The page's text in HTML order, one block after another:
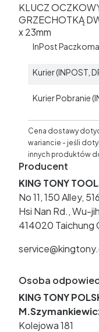
KLUCZ
GRZECHOTKĄ
x 23mm
InPost
Kurier (INPOST,
Kurier Pobranie
Cena dostawy
wariancie - jeśli
innych produktów
Producent
KING TONY
No 11, 150 Alley,
Hsi Nan Rd., Wu-
414020 Taichung
Osoba
KING TONY
Kolejowa 181